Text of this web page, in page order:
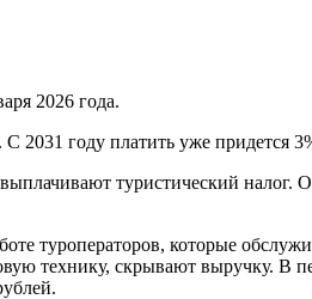
2026 года.
2031 году платить уже придется
туристический налог.
туроператоров, которые
технику, скрывают выручку. В